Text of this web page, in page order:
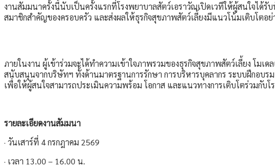
งานสัมมนาครั้งนี้นับเป็นครั้งแรกที่โรงพยาบาลสัตว์เอราวัณเปิดเวทีให้ผู้สนใจได้รั
สมาชิกสำคัญของครอบครัว และส่งผลให้ธุรกิจสุขภาพสัตว์เลี้ยงมีแนวโน้มเติบโตอย่
ภายในงาน ผู้เข้าร่วมจะได้ทำความเข้าใจภาพรวมของธุรกิจสุขภาพสัตว์เลี้ยง โ
สนับสนุนจากบริษัทฯ ทั้งด้านมาตรฐานการรักษา การบริหารบุคลากร ระบบฝึกอบร
เพื่อให้ผู้สนใจสามารถประเมินความพร้อม โอกาส และแนวทางการเติบโตร่วมกับ
รายละเอียดงานสัมมนา
· วันเสาร์ที่ 4 กรกฎาคม 2569
· เวลา 13.00 – 16.00 น.